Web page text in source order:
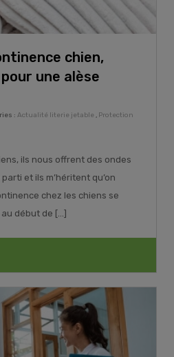
chien,
une alèse
: Actualité literie jetable , Protection
ils nous offrent des ondes
et ils m’héritent qu’on
chez les chiens se
début de [...]